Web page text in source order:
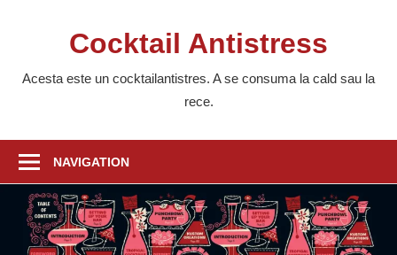
Cocktail Antistress
Acesta este un cocktailantistres. A se consuma la cald sau la
rece.
NAVIGATION